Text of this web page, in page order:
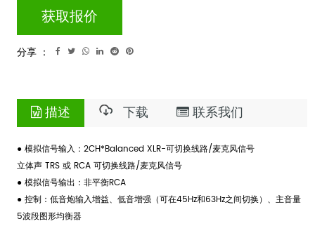
获取报价
分享 ：
描述 下载 联系我们
● 模拟信号输入：2CH*Balanced XLR-可切换线路/麦克风信号
立体声 TRS 或 RCA 可切换线路/麦克风信号
● 模拟信号输出：非平衡RCA
● 控制：低音炮输入增益、低音增强（可在45Hz和63Hz之间切换）、主音量
5波段图形均衡器